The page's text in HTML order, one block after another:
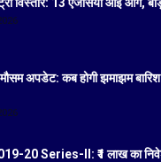
मौसम अपडेट: कब होगी झमाझम
20 Series-II: ₹1 लाख का